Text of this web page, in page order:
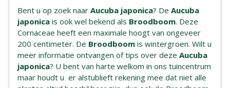
Bent u op zoek naar Aucuba japonica? De Aucuba
japonica is ook wel bekend als Broodboom. Deze
Cornaceae heeft een maximale hoogt van ongeveer
200 centimeter. De Broodboom is wintergroen. Wilt u
meer informatie ontvangen of tips over deze Aucuba
japonica? U bent van harte welkom in ons tuincentrum
maar houdt u er alstublieft rekening mee dat niet alle